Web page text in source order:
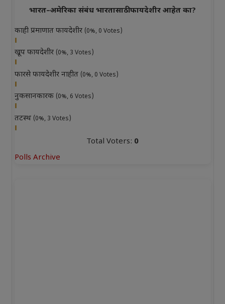
भारत–अमेरिका संबंध भारतासाठी फायदेशीर आहेत का?
काही प्रमाणात फायदेशीर (0%, 0 Votes)
खूप फायदेशीर (0%, 3 Votes)
फारसे फायदेशीर नाहीत (0%, 0 Votes)
नुकसानकारक (0%, 6 Votes)
तटस्थ (0%, 3 Votes)
Total Voters: 0
Polls Archive